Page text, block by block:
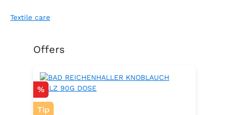
Textile care
Skip product gallery
Offers
Discount
%
Tip